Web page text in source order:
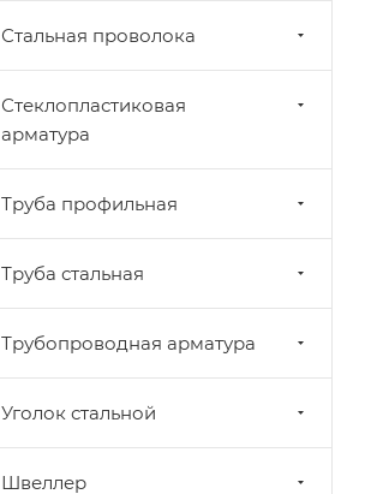
Стальная проволока
Стеклопластиковая
арматура
Труба профильная
Труба стальная
Трубопроводная арматура
Уголок стальной
Швеллер